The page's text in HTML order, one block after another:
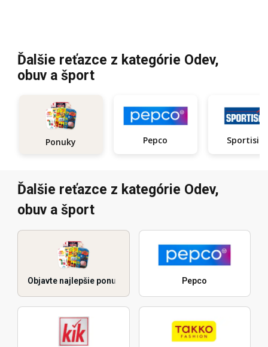
Ďalšie reťazce z kategórie Odev,
obuv a šport
Ponuky Pepco
Ďalšie reťazce z kategórie Odev,
obuv a šport
Objavte najlepšie ponuky Pepco